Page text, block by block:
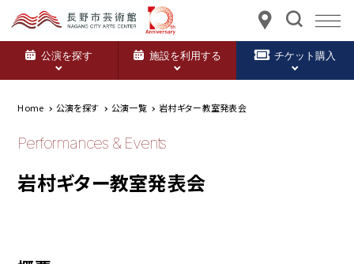
公演を探す 施設を利用する チケット購入
Home 公演を探す 公演一覧 岩村ギター教室発表会
Performances & Events
岩村ギター教室発表会